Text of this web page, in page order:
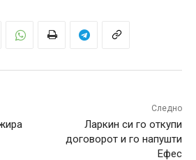
Следно
Ларкин си го откупи
договорот и го напушти
Ефес